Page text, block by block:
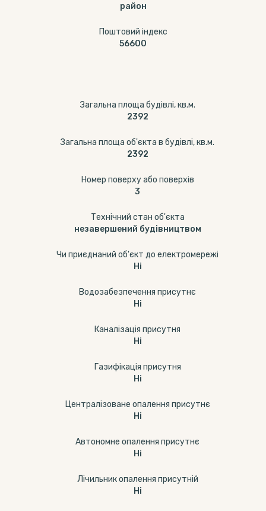
район
Поштовий індекс
56600
Загальна площа будівлі, кв.м.
2392
Загальна площа об'єкта в будівлі, кв.м.
2392
Номер поверху або поверхів
3
Технічний стан об'єкта
незавершений будівництвом
Чи приєднаний об'єкт до електромережі
Ні
Водозабезпечення присутнє
Ні
Каналізація присутня
Ні
Газифікація присутня
Ні
Централізоване опалення присутнє
Ні
Автономне опалення присутнє
Ні
Лічильник опалення присутній
Ні